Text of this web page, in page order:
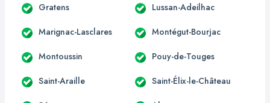
Gratens Lussan-Adeilhac
Marignac-Lasclares Montégut-Bourjac
Montoussin Pouy-de-Touges
Saint-Araille Saint-Élix-le-Château